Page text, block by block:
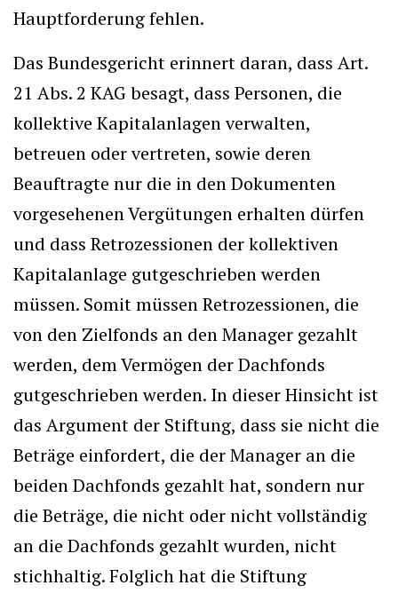
Hauptforderung fehlen.
Das Bundesgericht erinnert daran, dass Art.
21 Abs. 2 KAG besagt, dass Personen, die
kollektive Kapitalanlagen verwalten,
betreuen oder vertreten, sowie deren
Beauftragte nur die in den Dokumenten
vorgesehenen Vergütungen erhalten dürfen
und dass Retrozessionen der kollektiven
Kapitalanlage gutgeschrieben werden
müssen. Somit müssen Retrozessionen, die
von den Zielfonds an den Manager gezahlt
werden, dem Vermögen der Dachfonds
gutgeschrieben werden. In dieser Hinsicht ist
das Argument der Stiftung, dass sie nicht die
Beträge einfordert, die der Manager an die
beiden Dachfonds gezahlt hat, sondern nur
die Beträge, die nicht oder nicht vollständig
an die Dachfonds gezahlt wurden, nicht
stichhaltig. Folglich hat die Stiftung